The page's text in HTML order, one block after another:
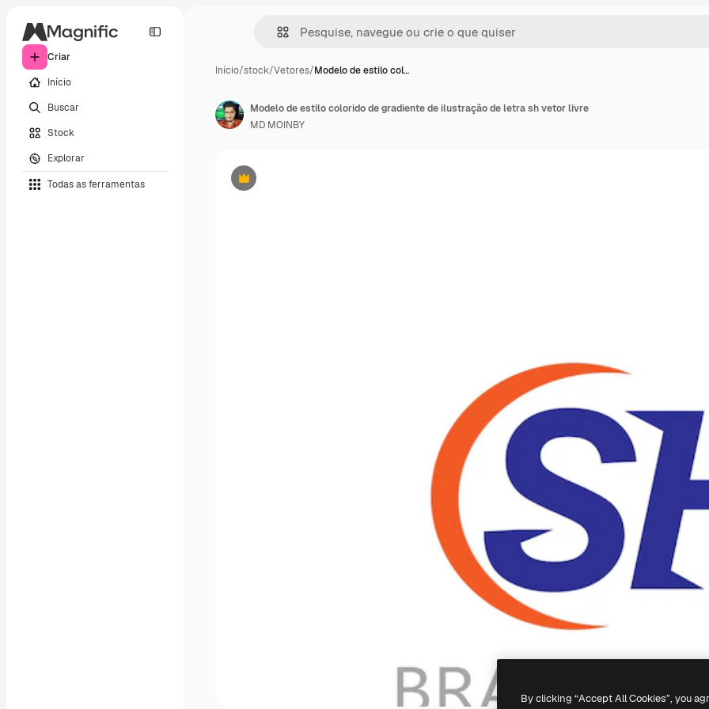
Criar
Início
Buscar
Stock
Explorar
Todas as ferramentas
Início/stock/Vetores/Modelo de estilo col…
Premium
Modelo de estilo colorido de gradiente de ilustração de letra sh vetor livre
MD MOINBY
By clicking “Accept All Cookies”, you